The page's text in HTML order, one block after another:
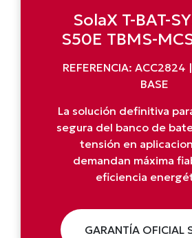
SolaX T-BAT-
S50E TBMS-
REFERENCIA: ACC2824
BASE
La solución definitiva
segura del banco de
tensión en
demandan máxima
eficiencia
GARANTÍA OFICIAL